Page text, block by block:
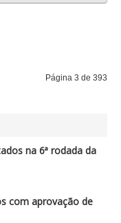
Página 3 de 393
na 6ª rodada da
com aprovação de